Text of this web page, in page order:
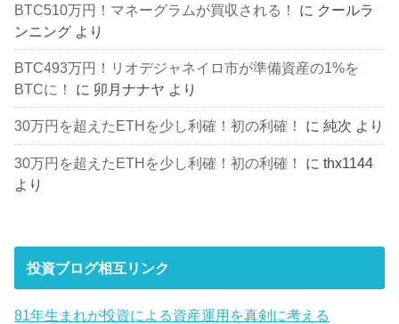
BTC510万円！マネーグラムが買収される！ に クールラ
ンニング より
BTC493万円！リオデジャネイロ市が準備資産の1%を
BTCに！
に 卯月ナナヤ より
30万円を超えたETHを少し利確！初の利確！ に純次 より
30万円を超えたETHを少し利確！初の利確！ にthx1144
より
投資ブログ相互リンク
81年生まれが投資による資産運用を真剣に考える